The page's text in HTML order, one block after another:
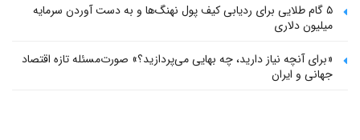
۵ گام طلایی برای ردیابی کیف پول‌ نهنگ‌ها و به دست آوردن سرمایه
میلیون دلاری
«برای آنچه نیاز دارید، چه بهایی می‌پردازید؟» صورت‌مسئله تازه اقتصاد
جهانی و ایران